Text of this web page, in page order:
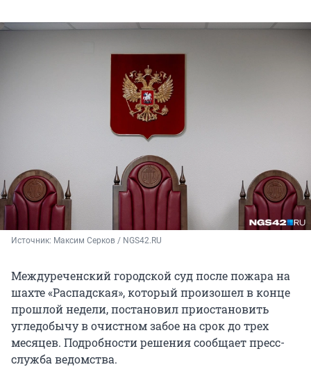
Источник: Максим Серков / NGS42.RU
Междуреченский городской суд после пожара на
шахте «Распадская», который произошел в конце
прошлой недели, постановил приостановить
угледобычу в очистном забое на срок до трех
месяцев. Подробности решения сообщает пресс-
служба ведомства.